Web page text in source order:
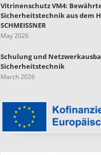
Vitrinenschutz VM4:
Sicherheitstechnik aus dem
SCHMEISSNER
May 2026
Schulung und
Sicherheitstechnik
March 2026